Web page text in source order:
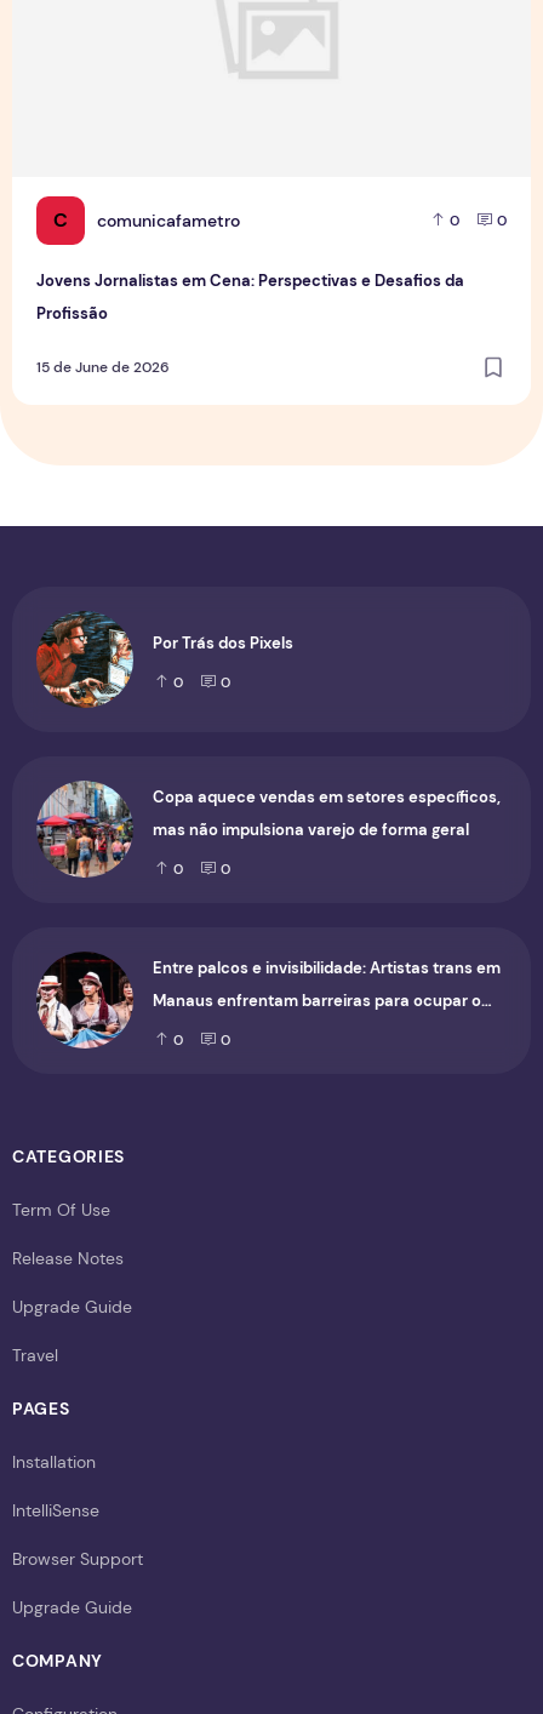
C comunicafametro 0 0
Jovens Jornalistas em Cena: Perspectivas e Desafios da
Profissão
15 de June de 2026
Por Trás dos Pixels
0 0
Copa aquece vendas em setores específicos,
mas não impulsiona varejo de forma geral
0 0
Entre palcos e invisibilidade: Artistas trans em
Manaus enfrentam barreiras para ocupar o
cenário cultural
0 0
CATEGORIES
Term Of Use
Release Notes
Upgrade Guide
Travel
PAGES
Installation
IntelliSense
Browser Support
Upgrade Guide
COMPANY